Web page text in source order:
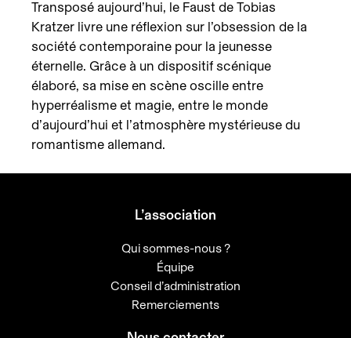
Transposé aujourd’hui, le Faust de Tobias
Kratzer livre une réflexion sur l’obsession de la
société contemporaine pour la jeunesse
éternelle. Grâce à un dispositif scénique
élaboré, sa mise en scène oscille entre
hyperréalisme et magie, entre le monde
d’aujourd’hui et l’atmosphère mystérieuse du
romantisme allemand.
L’association
Qui sommes-nous ?
Équipe
Conseil d’administration
Remerciements